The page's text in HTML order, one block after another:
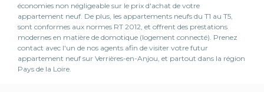
économies non négligeable sur le prix d'achat de votre
appartement neuf. De plus, les appartements neufs du T1 au T5,
sont conformes aux normes RT 2012, et offrent des prestations
modernes en matière de domotique (logement connecté). Prenez
contact avec l'un de nos agents afin de visiter votre futur
appartement neuf sur Verrières-en-Anjou, et partout dans la région
Pays de la Loire.